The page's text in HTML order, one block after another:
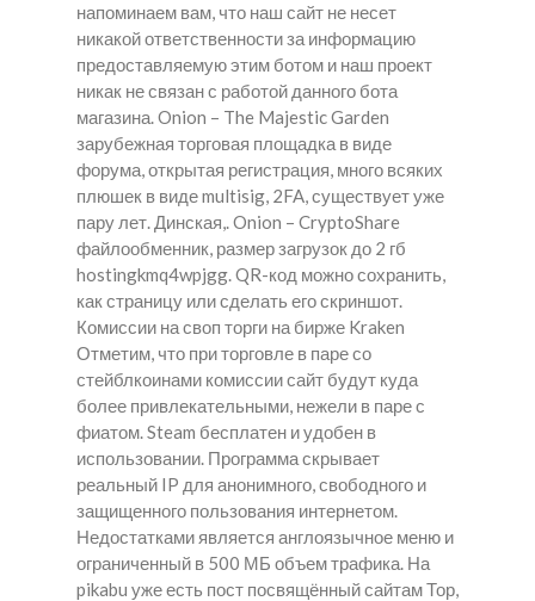
напоминаем вам, что наш сайт не несет
никакой ответственности за информацию
предоставляемую этим ботом и наш проект
никак не связан с работой данного бота
магазина. Onion – The Majestic Garden
зарубежная торговая площадка в виде
форума, открытая регистрация, много всяких
плюшек в виде multisig, 2FA, существует уже
пару лет. Динская,. Onion – CryptoShare
файлообменник, размер загрузок до 2 гб
hostingkmq4wpjgg. QR-код можно сохранить,
как страницу или сделать его скриншот.
Комиссии на своп торги на бирже Kraken
Отметим, что при торговле в паре со
стейблкоинами комиссии сайт будут куда
более привлекательными, нежели в паре с
фиатом. Steam бесплатен и удобен в
использовании. Программа скрывает
реальный IP для анонимного, свободного и
защищенного пользования интернетом.
Недостатками является англоязычное меню и
ограниченный в 500 МБ объем трафика. На
pikabu уже есть пост посвящённый сайтам Тор,